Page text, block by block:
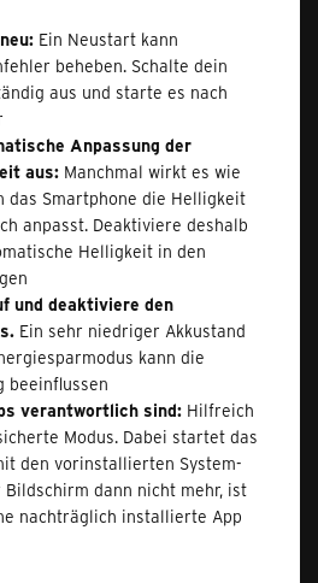
Ein Neustart kann
beheben. Schalte dein
aus und starte es nach
Anpassung der
aus: Manchmal wirkt es wie
das Smartphone die Helligkeit
anpasst. Deaktiviere deshalb
Helligkeit in den
und deaktiviere den
Ein sehr niedriger Akkustand
kann die
beeinflussen
verantwortlich sind: Hilfreich
Modus. Dabei startet das
den vorinstallierten System-
dann nicht mehr, ist
nachträglich installierte App